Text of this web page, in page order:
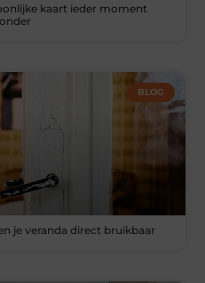
kaart ieder moment
BLOG
je veranda direct bruikbaar